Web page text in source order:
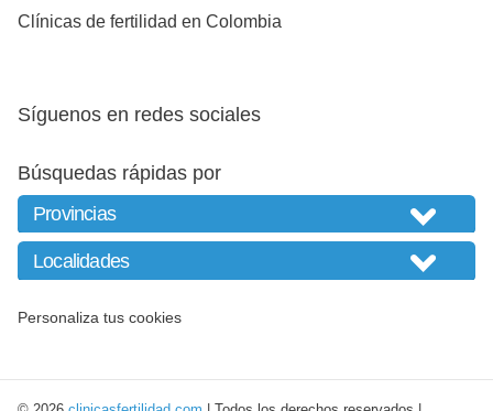
Clínicas de fertilidad en Colombia
Síguenos en redes sociales
Búsquedas rápidas por
Personaliza tus cookies